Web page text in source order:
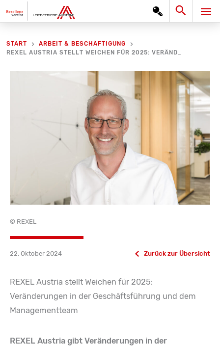
Inhalt
Search
START
ARBEIT & BESCHÄFTIGUNG
REXEL AUSTRIA STELLT WEICHEN FÜR 2025: VERÄNDERUNGEN IN DER GESCHÄFTSFÜHRUNG UND DEM MANAGEMENTTEAM
© REXEL
22. Oktober 2024 Zurück zur Übersicht
REXEL Austria stellt Weichen für 2025:
Veränderungen in der Geschäftsführung und dem
Managementteam
REXEL Austria gibt Veränderungen in der